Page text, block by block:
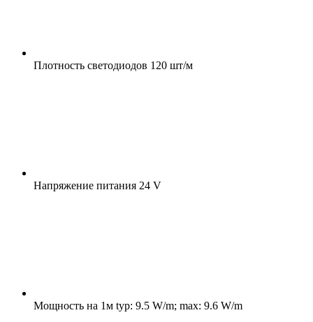
Плотность светодиодов 120 шт/м
Напряжение питания 24 V
Мощность на 1м typ: 9.5 W/m; max: 9.6 W/m